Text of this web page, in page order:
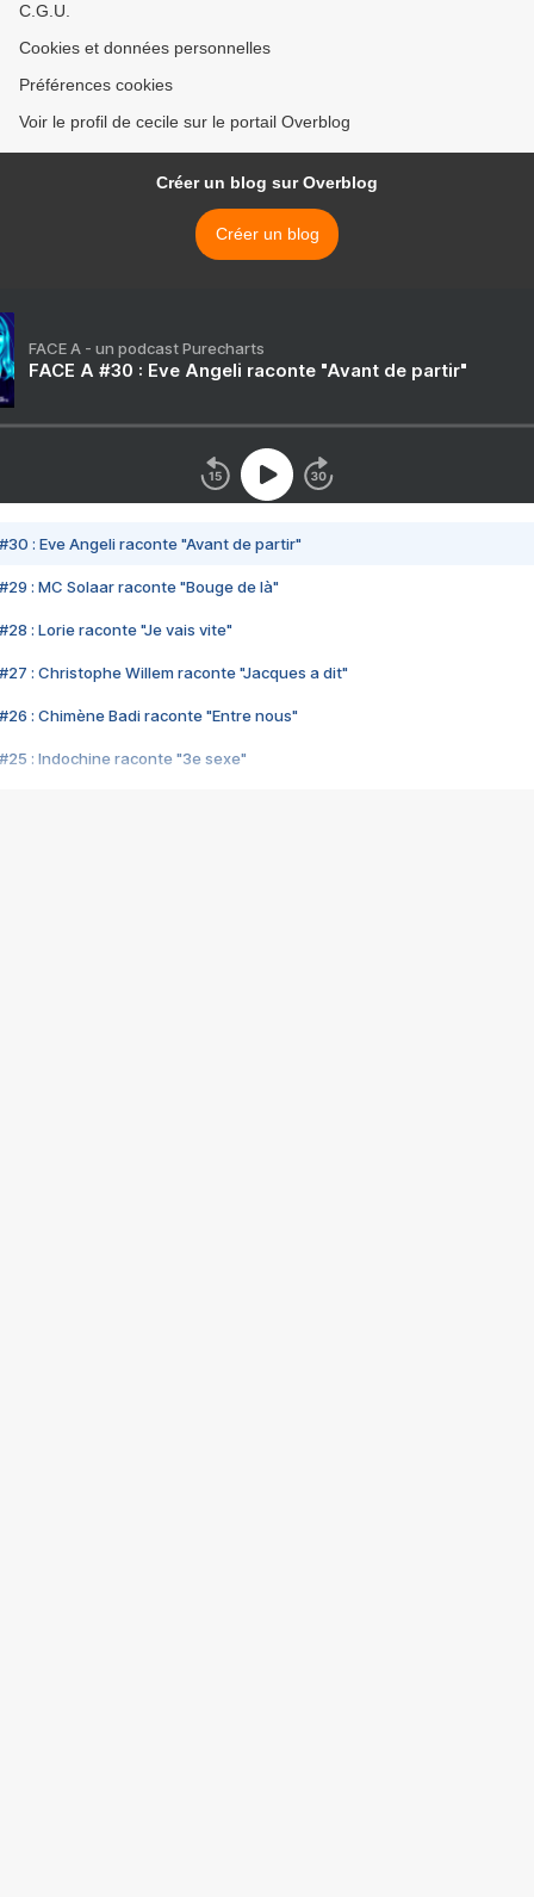
C.G.U.
Cookies et données personnelles
Préférences cookies
Voir le profil de cecile sur le portail Overblog
Créer un blog sur Overblog
Créer un blog
FACE A - un podcast Purecharts
FACE A #30 : Eve Angeli raconte "Avant de partir"
#30 : Eve Angeli raconte "Avant de partir"
#29 : MC Solaar raconte "Bouge de là"
#28 : Lorie raconte "Je vais vite"
#27 : Christophe Willem raconte "Jacques a dit"
#26 : Chimène Badi raconte "Entre nous"
#25 : Indochine raconte "3e sexe"